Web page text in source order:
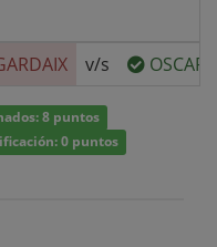
v/s OSCAR
8 puntos
0 puntos